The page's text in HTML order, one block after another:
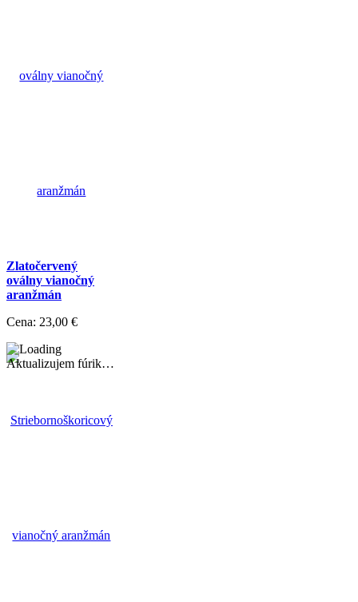
Zlatočervený
oválny vianočný
aranžmán
Cena: 23,00 €
Aktualizujem fúrik…